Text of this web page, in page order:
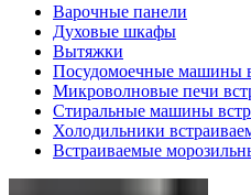
Варочные панели
Духовые шкафы
Вытяжки
Посудомоечные машины
Микроволновые печи
Стиральные машины
Холодильники
Встраиваемые